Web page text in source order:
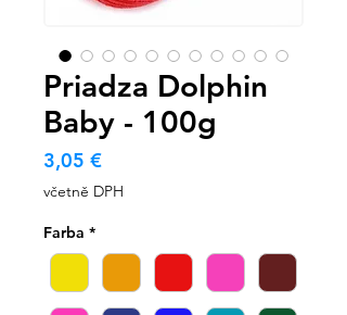
Priadza Dolphin
Baby - 100g
3,05 €Cena
včetně DPH
Farba *